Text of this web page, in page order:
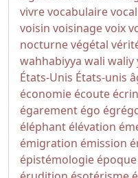
vivrevocabulairevocal
voisin voisinagevoix
nocturnevégétal
wahhabiyya wali waliy
États-Unis États-unis
économie écoute écrin
égarement égo
éléphant élévation
émigration émission
épistémologie époque